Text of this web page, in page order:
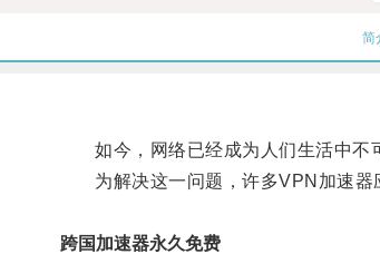
简
如今，网络已经成为人们生活中不可
为解决这一问题，许多VPN加速器
跨国加速器永久免费